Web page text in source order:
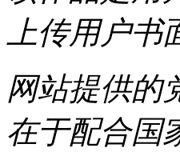
上传用户
网站提供的
在于配合国